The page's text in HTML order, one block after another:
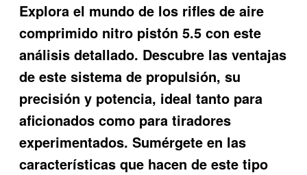
SATELITALES
Explora el mundo de los rifles de aire
comprimido nitro pistón 5.5 con este
análisis detallado. Descubre las ventajas
de este sistema de propulsión, su
precisión y potencia, ideal tanto para
aficionados como para tiradores
experimentados. Sumérgete en las
características que hacen de este tipo